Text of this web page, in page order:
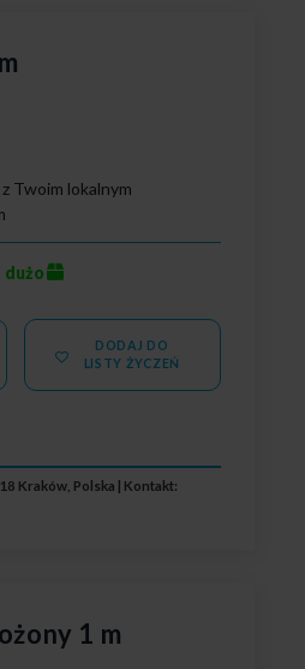
Twoim lokalnym
dużo
DODAJ DO
LISTY ŻYCZEŃ
Kraków, Polska | Kontakt:
1 m